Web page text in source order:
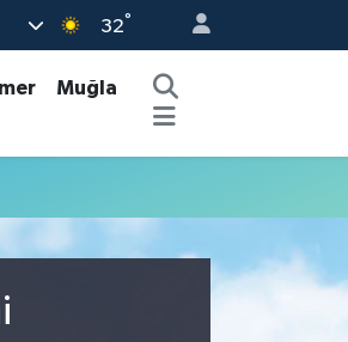
32°
Muğla